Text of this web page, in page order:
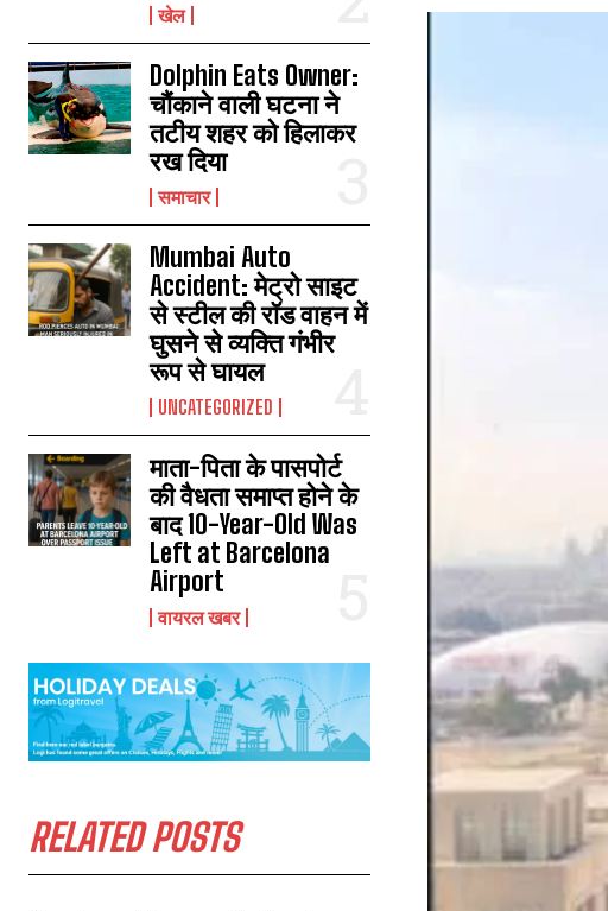
खेल
Dolphin Eats Owner:
चौंकाने वाली घटना ने
तटीय शहर को हिलाकर
रख दिया
समाचार
Mumbai Auto
Accident: मेट्रो साइट
से स्टील की रॉड वाहन में
घुसने से व्यक्ति गंभीर
रूप से घायल
UNCATEGORIZED
माता-पिता के पासपोर्ट
की वैधता समाप्त होने के
बाद 10-Year-Old Was
Left at Barcelona
Airport
वायरल खबर
RELATED POSTS